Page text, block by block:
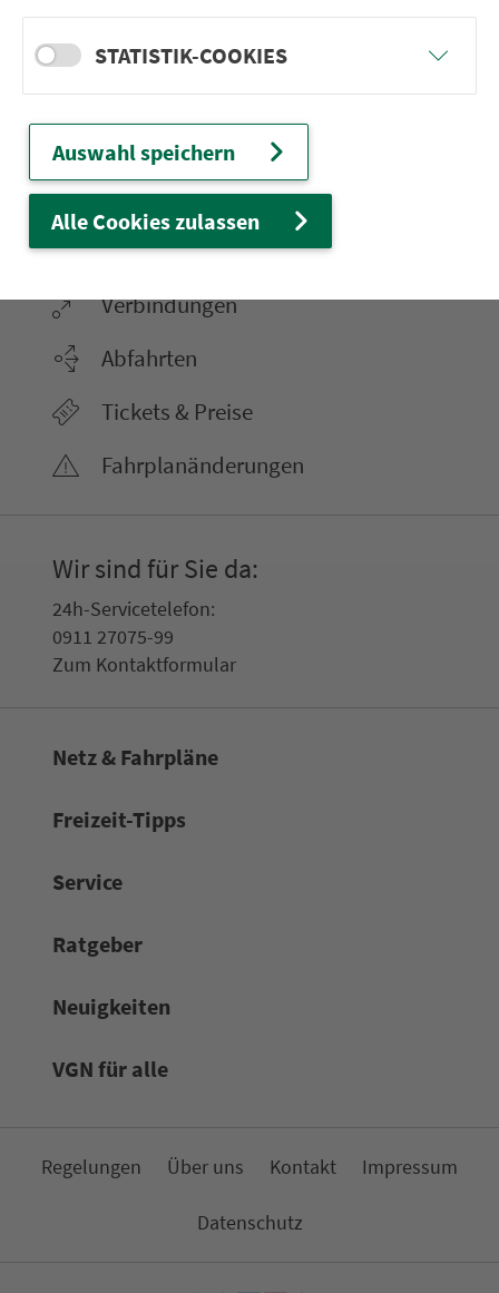
Nürn­berg
22.000 Qua­drat­ki­lo­me­ter. 130 Ver­kehrs­un­
ter­neh­men. 1.100 Linien. Eine Fahr­kar­te.
Ver­bin­dungen
Abfahrten
Tickets & Preise
Fahr­plan­ände­rungen
Wir sind für Sie da:
24h-Ser­vice­te­le­fon:
0911 27075-99
Zum Kon­taktformular
Netz & Fahrpläne
Frei­zeit-Tipps
Service
Rat­ge­ber
Neuigkeiten
VGN für alle
Re­ge­lungen Über uns Kon­takt Impressum
Da­ten­schutz
STATISTIK-COOKIES
Auswahl speichern
Alle Cookies zulassen